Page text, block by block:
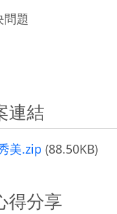
題
連結
美.zip (88.50KB)
得分享